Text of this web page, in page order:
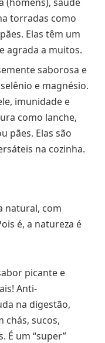
torradas como
Elas têm um
agrada a muitos.
saborosa e
e magnésio.
imunidade e
como lanche,
pães. Elas são
na cozinha.
natural, com
é, a natureza é
picante e
Anti-
na digestão,
chás, sucos,
É um “super”